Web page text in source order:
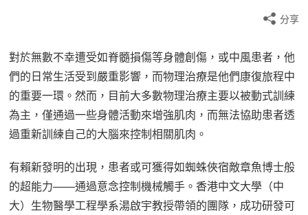
分享
對於無數不幸遭受如脊髓損傷等身體創傷，或中風患者，他
們的日常生活受到嚴重影響，而物理治療是他們康復旅程中
的重要一環。然而，目前大多數物理治療主要以被動式訓練
為主，僅通過一些身體活動來增強肌肉，而無法協助患者透
過重新訓練自己的大腦來控制相關肌肉。
有賴新發明的出現，患者或可獲得如蜘蛛俠宿敵章魚博士般
的超能力——通過意念控制機械觸手。香港中文大學（中
大）生物醫學工程學系湯啟宇教授帶領的團隊，成功研發可